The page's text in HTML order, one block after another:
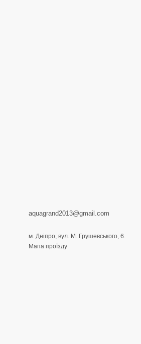
aquagrand2013@gmail.com
м. Дніпро, вул. М. Грушевського, 6.
Мапа проїзду